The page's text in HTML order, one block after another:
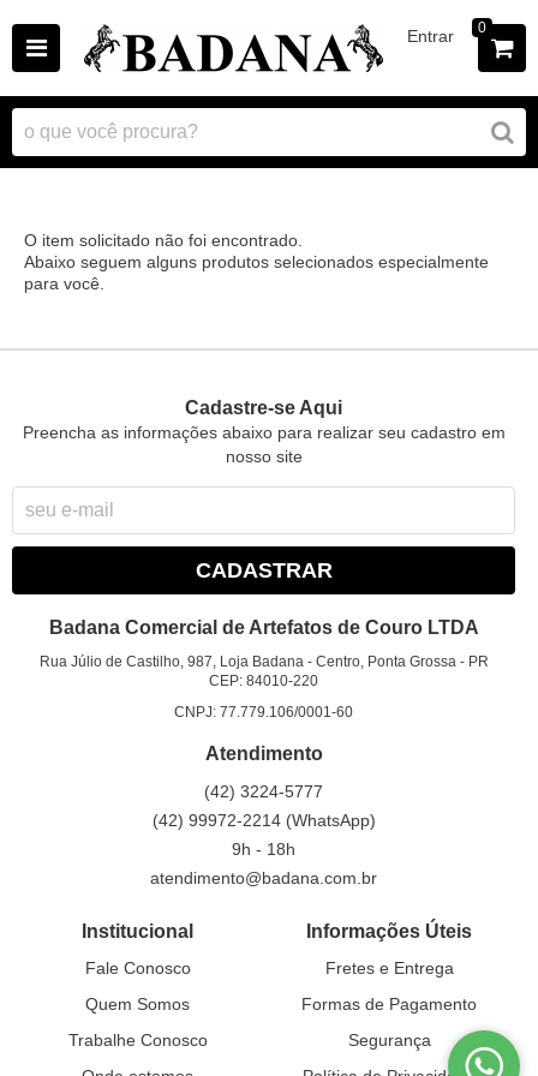
Entrar 0
O item solicitado não foi encontrado.
Abaixo seguem alguns produtos selecionados especialmente
para você.
Cadastre-se Aqui
Preencha as informações abaixo para realizar seu cadastro em
nosso site
CADASTRAR
Badana Comercial de Artefatos de Couro LTDA
Rua Júlio de Castilho, 987, Loja Badana - Centro, Ponta Grossa - PR
CEP: 84010-220
CNPJ: 77.779.106/0001-60
Atendimento
(42) 3224-5777
(42) 99972-2214 (WhatsApp)
9h - 18h
atendimento@badana.com.br
Institucional
Fale Conosco
Quem Somos
Trabalhe Conosco
Informações Úteis
Fretes e Entrega
Formas de Pagamento
Segurança